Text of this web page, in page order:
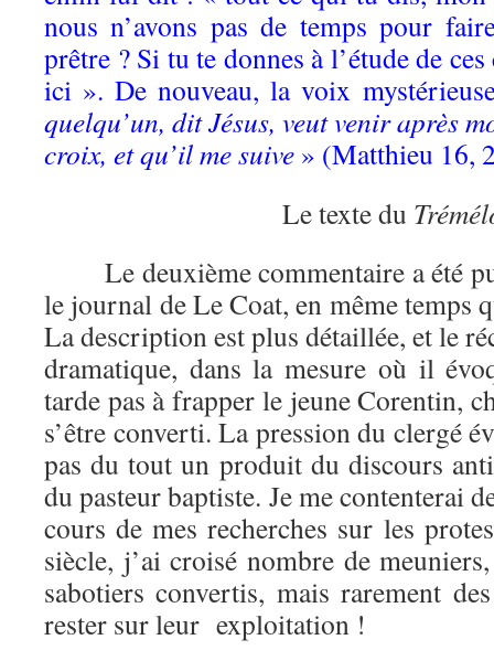
nous n’avons pas de temps pour
prêtre ? Si tu te donnes à l’étude de
ici ». De nouveau, la voix
quelqu’un, dit Jésus, veut venir après
croix, et qu’il me suive » (Matthieu 16,
Le texte du
Le deuxième commentaire a été
le journal de Le Coat, en même temps
La description est plus détaillée, et le
dramatique, dans la mesure où il
tarde pas à frapper le jeune Corentin,
s’être converti. La pression du clergé
pas du tout un produit du discours
du pasteur baptiste. Je me contenterai
cours de mes recherches sur les
siècle, j’ai croisé nombre de
sabotiers convertis, mais rarement
rester sur leur exploitation !